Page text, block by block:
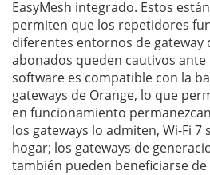
EasyMesh integrado. Estos
permiten que los repetidores
diferentes entornos de gateway
abonados queden cautivos
software es compatible con la
gateways de Orange, lo que
en funcionamiento
los gateways lo admiten, Wi-Fi
hogar; los gateways de
también pueden beneficiarse de